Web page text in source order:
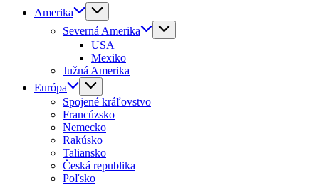
Amerika
Severná Amerika
USA
Mexiko
Južná Amerika
Európa
Spojené kráľovstvo
Francúzsko
Nemecko
Rakúsko
Taliansko
Česká republika
Poľsko